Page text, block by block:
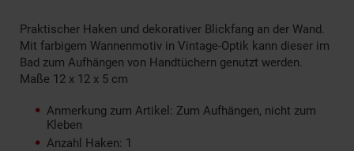
Praktischer Haken und dekorativer Blickfang an der Wand.
Mit farbigem Wannenmotiv in Vintage-Optik kann dieser im
Bad zum Aufhängen von Handtüchern genutzt werden.
Maße 12 x 12 x 5 cm
Anmerkung zum Artikel: Zum Aufhängen, nicht zum
Kleben
Anzahl Haken: 1